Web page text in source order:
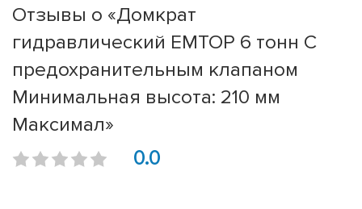
Отзывы о «Домкрат
гидравлический EMTOP 6 тонн С
предохранительным клапаном
Минимальная высота: 210 мм
Максимал»
0.0